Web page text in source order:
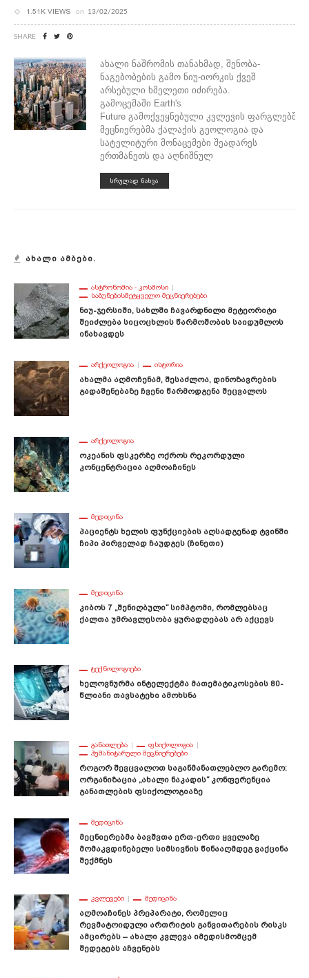
1.51K VIEWS on 13/02/2025
SHARE
ახალი ნაშრომის თანახმად, შენობა-
ნაგებობების გამო ნიუ-იორკის ქვეშ
არსებული ხმელეთი იძირება.
გამოცემაში Earth's
Future გამოქვეყნებული კვლევის ფარგლებში
მეცნიერებმა ქალაქის გეოლოგია და
სატელიტური მონაცემები შეადარეს
ერთმანეთს და აღნიშნულ
ᲡᲠᲣᲚᲐᲓ ᲜᲐᲮᲕᲐ
ᲐᲮᲐᲚᲘ ᲐᲛᲑᲔᲑᲘ.
ᲐᲡᲢᲠᲝᲜᲝᲛᲘᲐ - ᲙᲝᲡᲛᲝᲡᲘ
ᲡᲐᲑᲣᲜᲔᲑᲘᲡᲛᲔᲢᲧᲕᲔᲚᲝ ᲛᲔᲪᲜᲘᲔᲠᲔᲑᲔᲑᲘ
Ნიუ-Ჯერსიში, Სახლში Ჩავარდნილი Მეტეორიტი
Შეიძლება Სიცოცხლის Წარმოშობის Საიდუმლოს
Ინახავდეს
ᲐᲠᲥᲔᲝᲚᲝᲒᲘᲐ ᲘᲡᲢᲝᲠᲘᲐ
Ახალმა Აღმოჩენამ, Შესაძლოა, Დინოზავრების
Გადაშენებაზე Ჩვენი Წარმოდგენა Შეცვალოს
ᲐᲠᲥᲔᲝᲚᲝᲒᲘᲐ
Ოკეანის Ფსკერზე Ოქროს Რეკორდული
Კონცენტრაცია Აღმოაჩინეს
ᲛᲔᲓᲘᲪᲘᲜᲐ
Პაციენტს Ხელის Ფუნქციების Აღსადგენად Ტვინში
Ჩიპი Პირველად Ჩაუდგეს (ჩინეთი)
ᲛᲔᲓᲘᲪᲘᲜᲐ
Კიბოს 7 „შენიღბული“ Სიმპტომი, Რომლებსაც
Ქალთა Უმრავლესობა Ყურადღებას Არ Აქცევს
ᲢᲔᲥᲜᲝᲚᲝᲒᲘᲔᲑᲘ
Ხელოვნურმა Ინტელექტმა Მათემატიკოსების 80-
Წლიანი Თავსატეხი Ამოხსნა
ᲒᲐᲜᲐᲗᲚᲔᲑᲐ
ᲤᲡᲘᲥᲝᲚᲝᲒᲘᲐ
ᲰᲣᲛᲐᲜᲘᲢᲐᲠᲣᲚᲘ ᲛᲔᲪᲜᲘᲔᲠᲔᲑᲔᲑᲘ
Როგორ Შევცვალოთ Საგანმანათლებლო Გარემო:
Ორგანიზაცია „ახალი Ნაკადის“ Კონფერენცია
Განათლების Ფსიქოლოგიაზე
ᲛᲔᲓᲘᲪᲘᲜᲐ
Მეცნიერებმა Ბავშვთა Ერთ-Ერთი Ყველაზე
Მომაკვდინებელი Სიმსივნის Წინააღმდეგ Ვაქცინა
Შექმნეს
ᲙᲕᲚᲔᲕᲔᲑᲘ ᲛᲔᲓᲘᲪᲘᲜᲐ
Აღმოაჩინეს Პრეპარატი, Რომელიც
Რევმატოიდული Ართრიტის Განვითარების Რისკს
Ამცირებს – Ახალი Კვლევა Იმედისმომცემ
Შედეგებს Აჩვენებს